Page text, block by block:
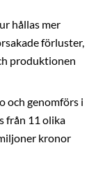
hållas mer
förluster,
produktionen
och genomförs i
från 11 olika
kronor